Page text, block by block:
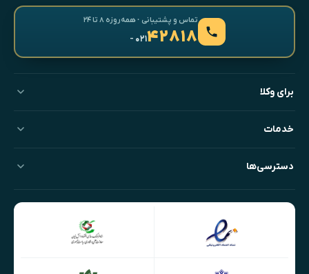
تماس و پشتیبانی · همه‌روزه ۸ تا ۲۴
۴۲۸۱۸- ۰۲۱
برای وکلا
خدمات
دسترسی‌ها